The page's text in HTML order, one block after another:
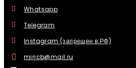
Whatsapp
Telegram
Instagram (запрещен в РФ)
mirjcb@mail.ru